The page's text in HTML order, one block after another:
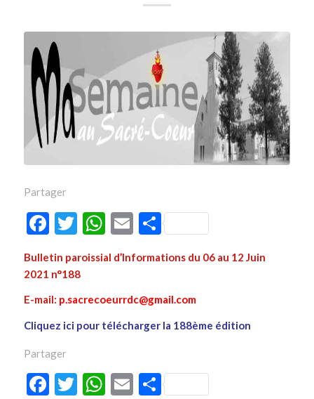
Partager
Facebook
Twitter
WhatsApp
EmailPartager
Bulletin paroissial d’Informations du 06 au 12 Juin
2021 n°188
E-mail: p.sacrecoeurrdc@gmail.com
Cliquez ici pour télécharger la 188ème édition
Partager
Facebook
Twitter
WhatsApp
EmailPartager